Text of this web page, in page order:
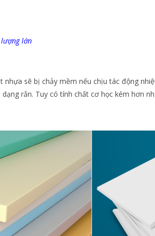
lớn
nhựa sẽ bị chảy mềm nếu chịu tác động
rắn. Tuy có tính chất cơ học kém hơn